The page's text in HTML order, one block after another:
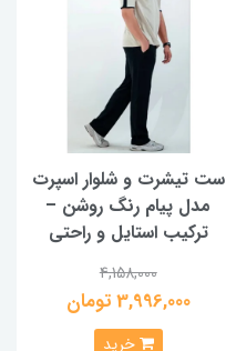
ست تیشرت و شلوار اسپرت
مدل پیام رنگ روشن –
ترکیب استایل و راحتی
4,158,000
3,996,000 تومان
خرید